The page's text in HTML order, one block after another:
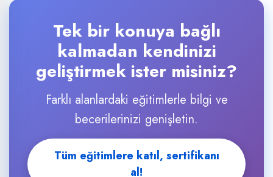
Tek bir konuya bağlı
kalmadan kendinizi
geliştirmek ister misiniz?
Farklı alanlardaki eğitimlerle bilgi ve
becerilerinizi genişletin.
Tüm eğitimlere katıl, sertifikanı
al!